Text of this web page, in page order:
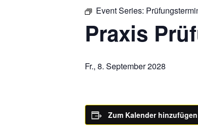
Event Series:
Praxis
Fr., 8. September 2028
Zum Kalender hinzufügen